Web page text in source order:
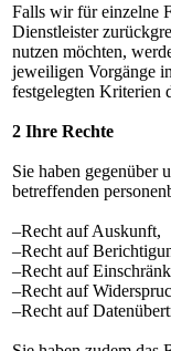
Falls wir für einzelne
Dienstleister
nutzen möchten,
jeweiligen Vorgänge
festgelegten Kriterien
2 Ihre Rechte
Sie haben gegenüber
betreffenden
–Recht auf Auskunft,
–Recht auf
–Recht auf
–Recht auf
–Recht auf